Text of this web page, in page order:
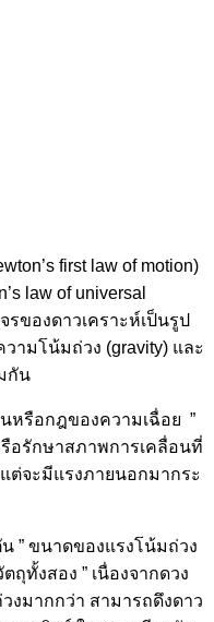
first law of motion)
law of universal
รของดาวเคราะห์เป็นรูป
ามโน้มถ่วง (gravity) และ
กัน
หรือกฎของความเฉื่อย ”
อรักษาสภาพการเคลื่อนที่
ต่จะมีแรงภายนอกมากระ
” ขนาดของแรงโน้มถ่วง
ทั้งสอง ” เนื่องจากดวง
งมากกว่า สามารถดึงดาว